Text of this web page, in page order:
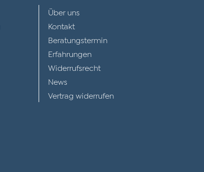
Über uns
Kontakt
Beratungstermin
Erfahrungen
Widerrufsrecht
News
Vertrag widerrufen